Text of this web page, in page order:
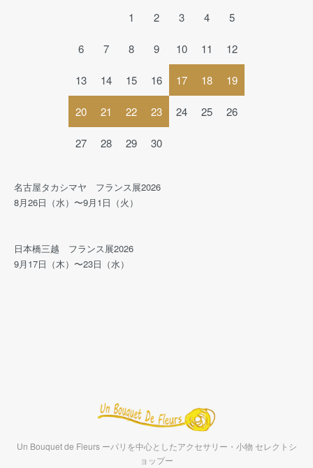
1 2 3 4 5
6 7 8 9 10 11 12
13 14 15 16 17 18 19
20 21 22 23 24 25 26
27 28 29 30
名古屋タカシマヤ フランス展2026
8月26日（水）〜9月1日（火）
日本橋三越 フランス展2026
9月17日（木）〜23日（水）
Un Bouquet de Fleurs ーパリを中心としたアクセサリー・小物 セレクトシ
ョップー